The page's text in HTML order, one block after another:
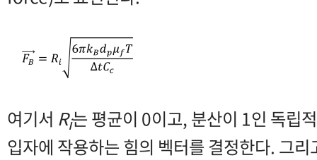
여기서 Ri는 평균이 0이고, 분산이 1인 독립
입자에 작용하는 힘의 벡터를 결정한다. 그